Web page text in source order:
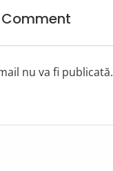
Comment
nu va fi publicată.